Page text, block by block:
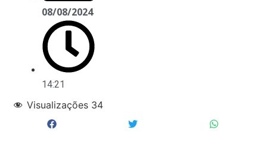
08/08/2024
14:21
Visualizações 34